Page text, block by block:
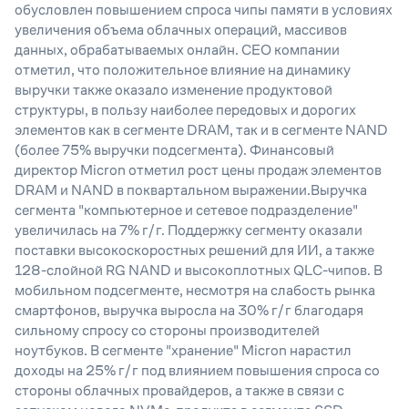
обусловлен повышением спроса чипы памяти в условиях
увеличения объема облачных операций, массивов
данных, обрабатываемых онлайн. СЕО компании
отметил, что положительное влияние на динамику
выручки также оказало изменение продуктовой
структуры, в пользу наиболее передовых и дорогих
элементов как в сегменте DRAM, так и в сегменте NAND
(более 75% выручки подсегмента). Финансовый
директор Micron отметил рост цены продаж элементов
DRAM и NAND в поквартальном выражении.Выручка
сегмента "компьютерное и сетевое подразделение"
увеличилась на 7% г/г. Поддержку сегменту оказали
поставки высокоскоростных решений для ИИ, а также
128-слойной RG NAND и высокоплотных QLC-чипов. В
мобильном подсегменте, несмотря на слабость рынка
смартфонов, выручка выросла на 30% г/г благодаря
сильному спросу со стороны производителей
ноутбуков. В сегменте "хранение" Micron нарастил
доходы на 25% г/г под влиянием повышения спроса со
стороны облачных провайдеров, а также в связи с